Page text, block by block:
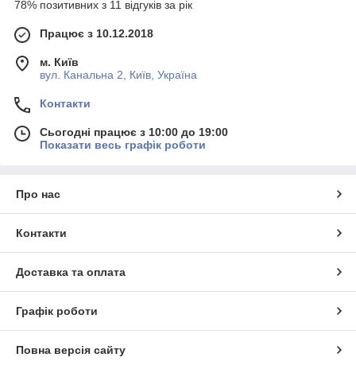
78% позитивних з 11 відгуків за рік
Працює з 10.12.2018
м. Київ
вул. Канальна 2, Київ, Україна
Контакти
Сьогодні працює з 10:00 до 19:00
Показати весь графік роботи
Про нас
Контакти
Доставка та оплата
Графік роботи
Повна версія сайту